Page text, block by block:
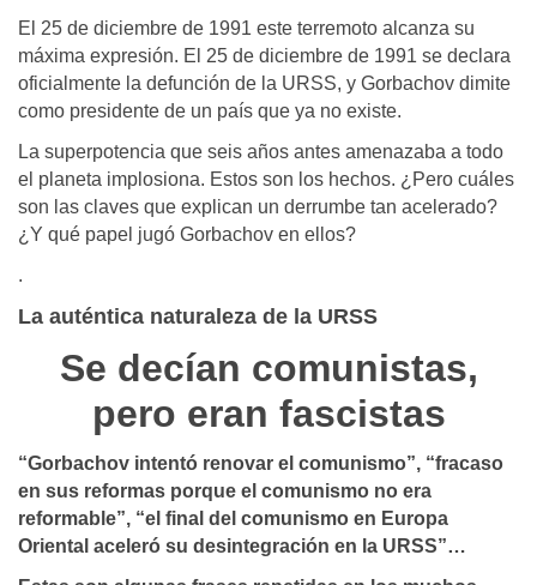
El 25 de diciembre de 1991 este terremoto alcanza su
máxima expresión. El 25 de diciembre de 1991 se declara
oficialmente la defunción de la URSS, y Gorbachov dimite
como presidente de un país que ya no existe.
La superpotencia que seis años antes amenazaba a todo
el planeta implosiona. Estos son los hechos. ¿Pero cuáles
son las claves que explican un derrumbe tan acelerado?
¿Y qué papel jugó Gorbachov en ellos?
.
La auténtica naturaleza de la URSS
Se decían comunistas,
pero eran fascistas
“Gorbachov intentó renovar el comunismo”, “fracaso
en sus reformas porque el comunismo no era
reformable”, “el final del comunismo en Europa
Oriental aceleró su desintegración en la URSS”…